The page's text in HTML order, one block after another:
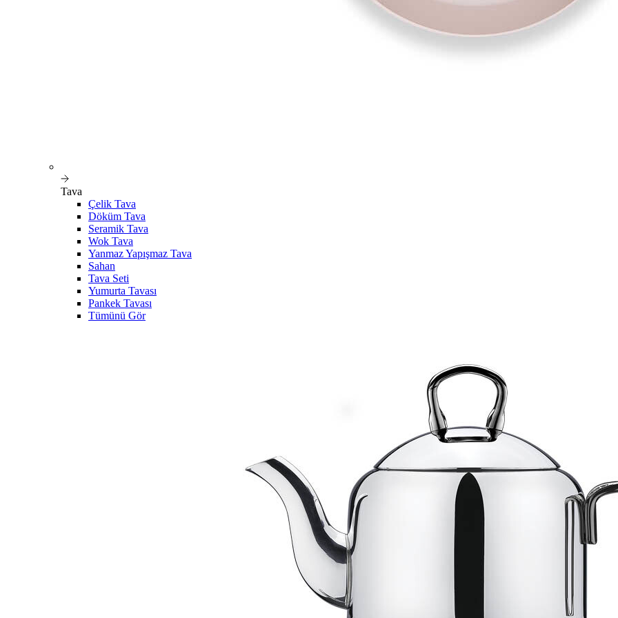
Tava
Çelik Tava
Döküm Tava
Seramik Tava
Wok Tava
Yanmaz Yapışmaz Tava
Sahan
Tava Seti
Yumurta Tavası
Pankek Tavası
Tümünü Gör